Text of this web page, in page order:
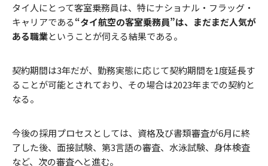
タイ人にとって客室乗務員は、特にナショナル・フラッグ・
キャリアである“タイ航空の客室乗務員”は、まだまだ人気が
ある職業ということが伺える結果である。
契約期間は3年だが、勤務実態に応じて契約期間を1度延長す
ることが可能とされており、その場合は2023年までの契約と
なる。
今後の採用プロセスとしては、資格及び書類審査が6月に終
了した後、面接試験、第3言語の審査、水泳試験、身体検査
など、次の審査へと進む。